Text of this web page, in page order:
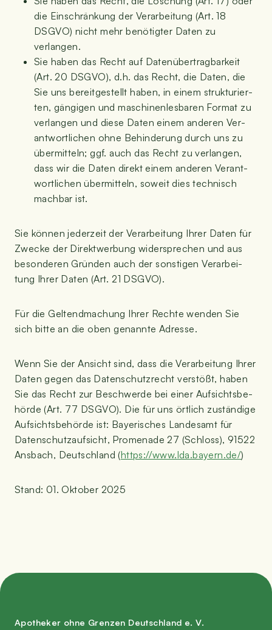
die Ein­schrän­kung der Ver­ar­bei­tung (Art. 18
DSGVO) nicht mehr benö­tig­ter Daten zu
verlangen.
Sie haben das Recht auf Daten­über­trag­bar­keit
(Art. 20 DSGVO), d.h. das Recht, die Daten, die
Sie uns bereit­ge­stellt haben, in einem struk­tu­rier­
ten, gän­gi­gen und maschi­nen­les­ba­ren For­mat zu
ver­lan­gen und die­se Daten einem ande­ren Ver­
ant­wort­li­chen ohne Behin­de­rung durch uns zu
über­mit­teln; ggf. auch das Recht zu ver­lan­gen,
dass wir die Daten direkt einem ande­ren Ver­ant­
wort­li­chen über­mit­teln, soweit dies tech­nisch
mach­bar ist.
Sie kön­nen jeder­zeit der Ver­ar­bei­tung Ihrer Daten für
Zwe­cke der Direkt­wer­bung wider­spre­chen und aus
beson­de­ren Grün­den auch der sons­ti­gen Ver­ar­bei­
tung Ihrer Daten (Art. 21 DSGVO).
Für die Gel­tend­ma­chung Ihrer Rech­te wen­den Sie
sich bit­te an die oben genann­te Adresse.
Wenn Sie der Ansicht sind, dass die Ver­ar­bei­tung Ihrer
Daten gegen das Daten­schutz­recht ver­stößt, haben
Sie das Recht zur Beschwer­de bei einer Auf­sichts­be­
hör­de (Art. 77 DSGVO). Die für uns ört­lich zustän­di­ge
Auf­sichts­be­hör­de ist: Baye­ri­sches Lan­des­amt für
Daten­schutz­auf­sicht, Pro­me­na­de 27 (Schloss), 91522
Ans­bach, Deutsch­land (https://​www​.lda​.bay​ern​.de/)
Stand: 01. Okto­ber 2025
Apo­the­ker ohne Gren­zen Deutsch­land e. V.